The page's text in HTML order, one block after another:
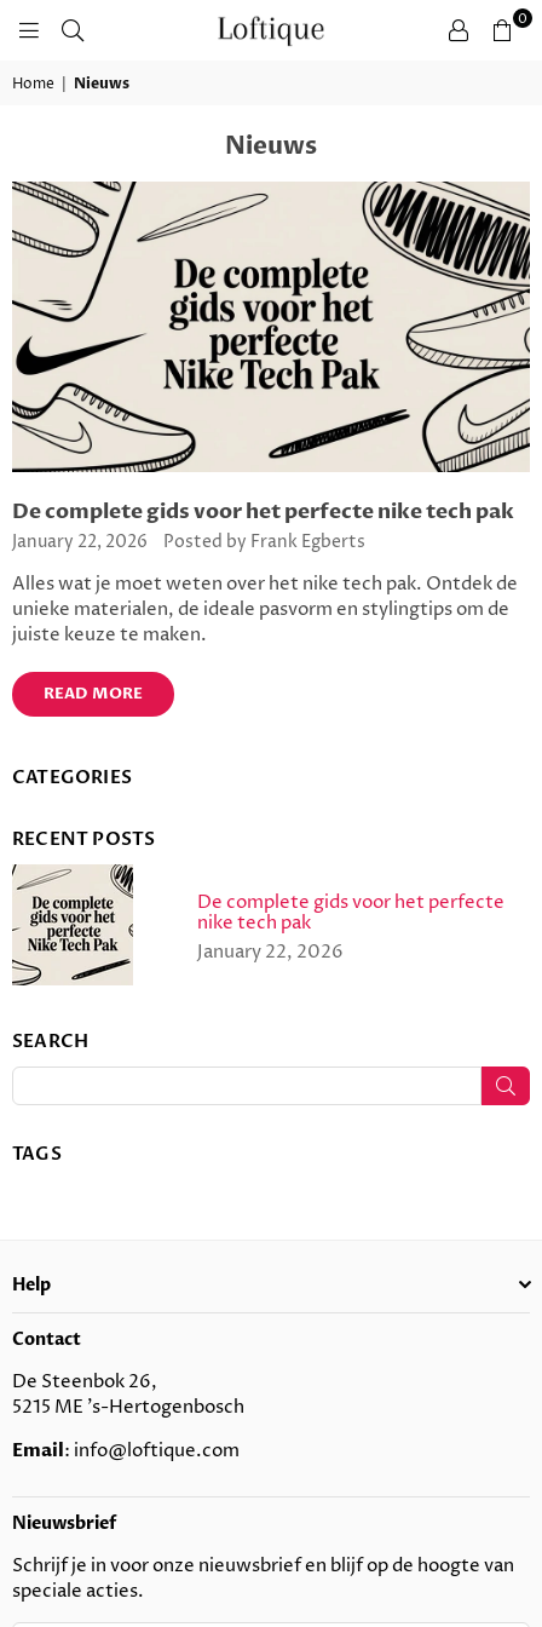
LOFTIQUE
0
Home Nieuws
Nieuws
De complete gids voor het perfecte nike tech pak
January 22, 2026 Posted by Frank Egberts
Alles wat je moet weten over het nike tech pak. Ontdek de
unieke materialen, de ideale pasvorm en stylingtips om de
juiste keuze te maken.
READ MORE
CATEGORIES
RECENT POSTS
De complete gids voor het perfecte
nike tech pak
January 22, 2026
SEARCH
TAGS
Help
Contact
De Steenbok 26,
5215 ME 's-Hertogenbosch
Email: info@loftique.com
Nieuwsbrief
Schrijf je in voor onze nieuwsbrief en blijf op de hoogte van
speciale acties.